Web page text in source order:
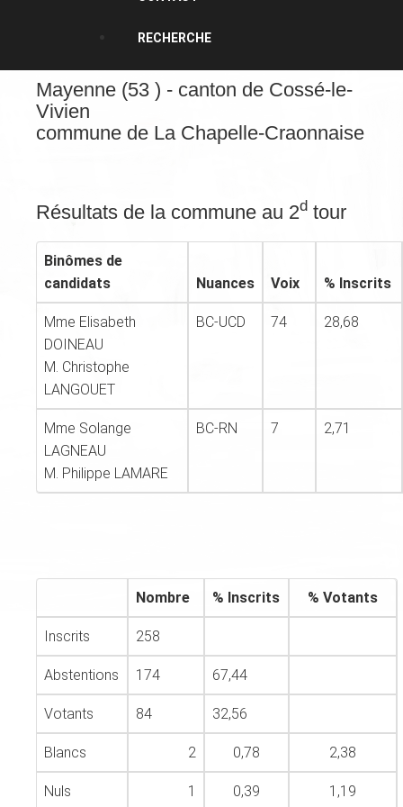
RECHERCHE
Mayenne (53 ) - canton de Cossé-le-
Vivien
commune de La Chapelle-Craonnaise
Résultats de la commune au 2d tour
Binômes de
candidats
Nuances Voix % Inscrits
Mme Elisabeth
DOINEAU
M. Christophe
LANGOUET
BC-UCD 74 28,68
Mme Solange
LAGNEAU
M. Philippe LAMARE
BC-RN 7 2,71
Nombre % Inscrits % Votants
Inscrits 258
Abstentions 174 67,44
Votants 84 32,56
Blancs 2 0,78 2,38
Nuls 1 0,39 1,19